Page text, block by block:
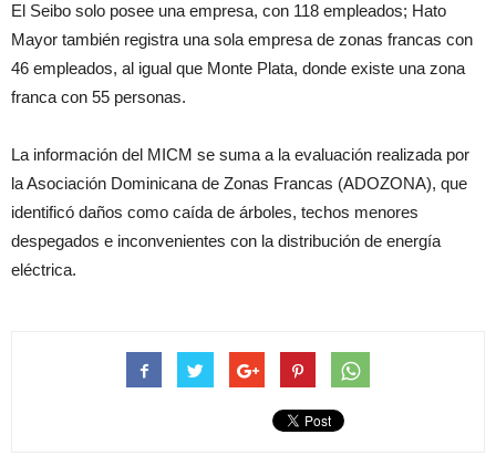
El Seibo solo posee una empresa, con 118 empleados; Hato
Mayor también registra una sola empresa de zonas francas con
46 empleados, al igual que Monte Plata, donde existe una zona
franca con 55 personas.
La información del MICM se suma a la evaluación realizada por
la Asociación Dominicana de Zonas Francas (ADOZONA), que
identificó daños como caída de árboles, techos menores
despegados e inconvenientes con la distribución de energía
eléctrica.